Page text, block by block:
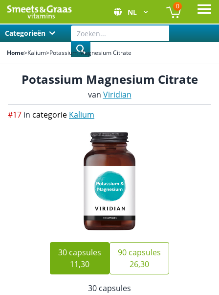
NL
0
Categorieën
Home>Kalium>Potassium Magnesium Citrate
Potassium Magnesium Citrate
van Viridian
#17 in categorie Kalium
30 capsules
11,30
90 capsules
26,30
30 capsules